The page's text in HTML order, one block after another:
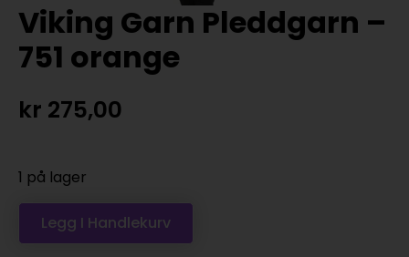
Viking Garn Pleddgarn –
751 orange
kr 275,00
1 på lager
Legg I Handlekurv